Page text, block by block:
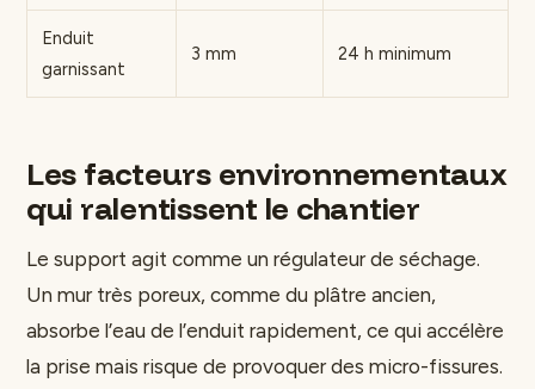
Enduit
garnissant
3 mm 24 h minimum
Les facteurs environnementaux
qui ralentissent le chantier
Le support agit comme un régulateur de séchage.
Un mur très poreux, comme du plâtre ancien,
absorbe l’eau de l’enduit rapidement, ce qui accélère
la prise mais risque de provoquer des micro-fissures.